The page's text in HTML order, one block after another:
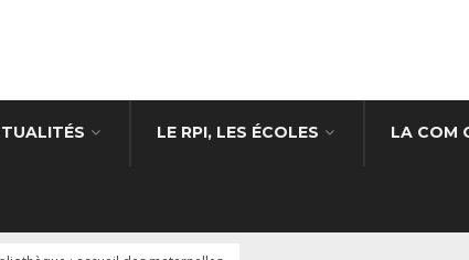
LE RPI, LES ÉCOLES LA COM